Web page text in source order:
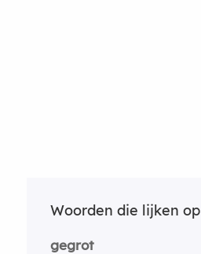
Woorden die lijken op
gegrot